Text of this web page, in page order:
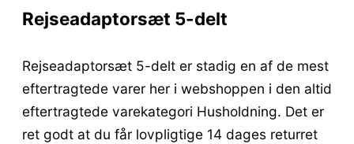
Rejseadaptorsæt 5-delt
Rejseadaptorsæt 5-delt er stadig en af de mest
eftertragtede varer her i webshoppen i den altid
eftertragtede varekategori Husholdning. Det er
ret godt at du får lovpligtige 14 dages returret